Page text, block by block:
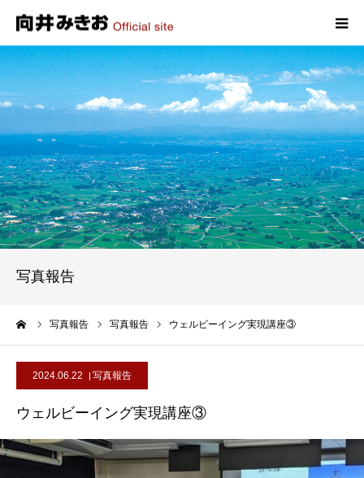
写真報告
写真報告 写真報告 ウェルビーイング実現講座③
2024.06.22 写真報告
ウェルビーイング実現講座③
HOME
プロフィール
政策
活動報告